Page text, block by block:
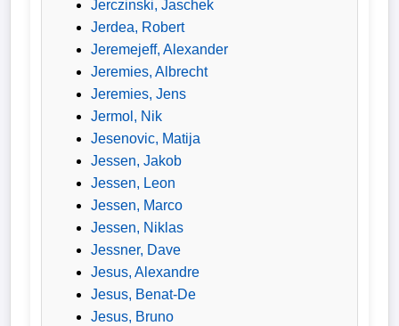
Jerczinski, Jaschek
Jerdea, Robert
Jeremejeff, Alexander
Jeremies, Albrecht
Jeremies, Jens
Jermol, Nik
Jesenovic, Matija
Jessen, Jakob
Jessen, Leon
Jessen, Marco
Jessen, Niklas
Jessner, Dave
Jesus, Alexandre
Jesus, Benat-De
Jesus, Bruno